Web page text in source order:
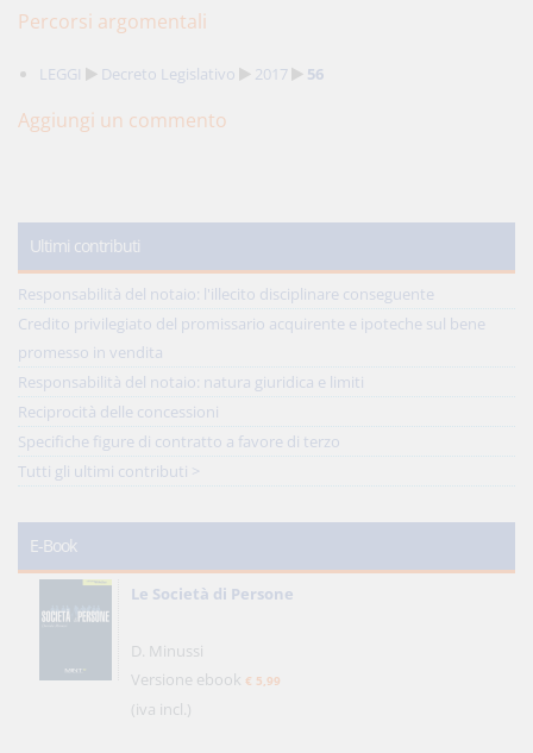
Percorsi argomentali
LEGGI Decreto Legislativo 2017 56
Aggiungi un commento
Ultimi contributi
Responsabilità del notaio: l'illecito disciplinare conseguente
Credito privilegiato del promissario acquirente e ipoteche sul bene
promesso in vendita
Responsabilità del notaio: natura giuridica e limiti
Reciprocità delle concessioni
Specifiche figure di contratto a favore di terzo
Tutti gli ultimi contributi >
E-Book
Le Società di Persone
D. Minussi
Versione ebook € 5,99
(iva incl.)